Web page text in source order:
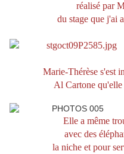
réalisé par
du stage que j'ai
Marie-Thérèse s'est
Al Cartone
Elle a même
avec des
la niche et pour